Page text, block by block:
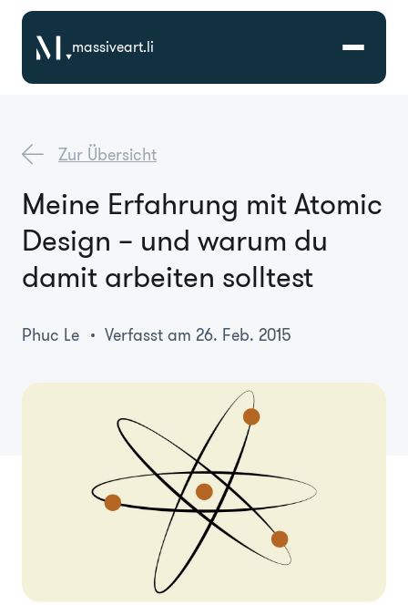
massiveart.li
Referenzen
Branchen
Karriere
Zur Übersicht
Meine Erfahrung mit Atomic
Design – und warum du
damit arbeiten solltest
Phuc Le Verfasst am 26. Feb. 2015